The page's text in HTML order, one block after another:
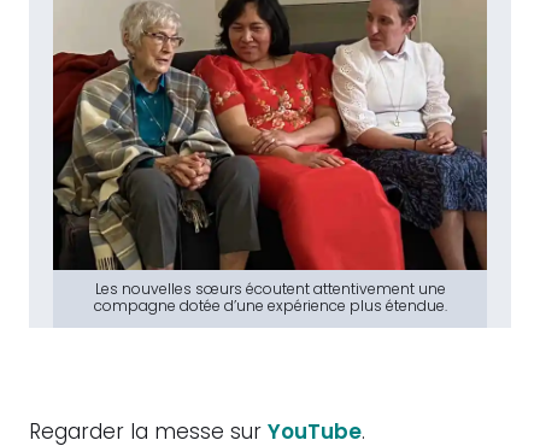
Les nouvelles sœurs écoutent attentivement une
compagne dotée d’une expérience plus étendue.
Regarder la messe sur YouTube.